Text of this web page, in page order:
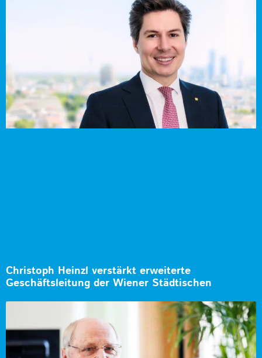
Christoph Heinzl verstärkt erweiterte
Geschäftsleitung der Wiener Städtischen